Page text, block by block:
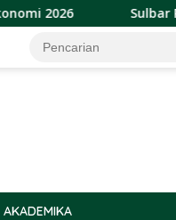
Sulbar Raih
AKADEMIKA